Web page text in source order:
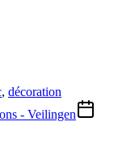
, décoration
- Veilingen